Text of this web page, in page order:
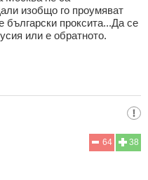
изобщо го проумяват
български проксита...Да се
или е обратното.
38
64